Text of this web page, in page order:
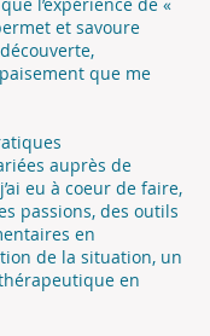
et savoure
que me
auprès de
eu à coeur de faire,
passions, des outils
en
de la situation, un
en